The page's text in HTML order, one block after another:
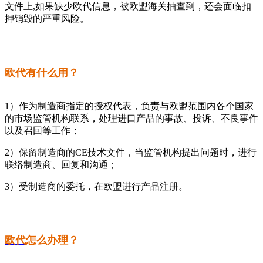
文件上,如果缺少欧代信息，被欧盟海关抽查到，还会面临扣
押销毁的严重风险。
欧代有什么用？
1）作为制造商指定的授权代表，负责与欧盟范围内各个国家
的市场监管机构联系，处理进口产品的事故、投诉、不良事件
以及召回等工作；
2）保留制造商的CE技术文件，当监管机构提出问题时，进行
联络制造商、回复和沟通；
3）受制造商的委托，在欧盟进行产品注册。
欧代怎么办理？